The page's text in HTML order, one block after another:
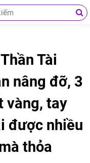
Tài
nâng đỡ, 3
vàng, tay
được nhiều
thỏa